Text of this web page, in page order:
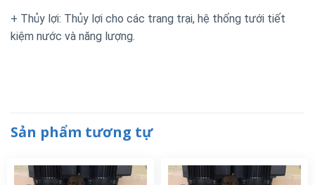
+ Thủy lợi: Thủy lợi cho các trang trại, hệ thống tưới tiết
kiệm nước và năng lượng.
Sản phẩm tương tự